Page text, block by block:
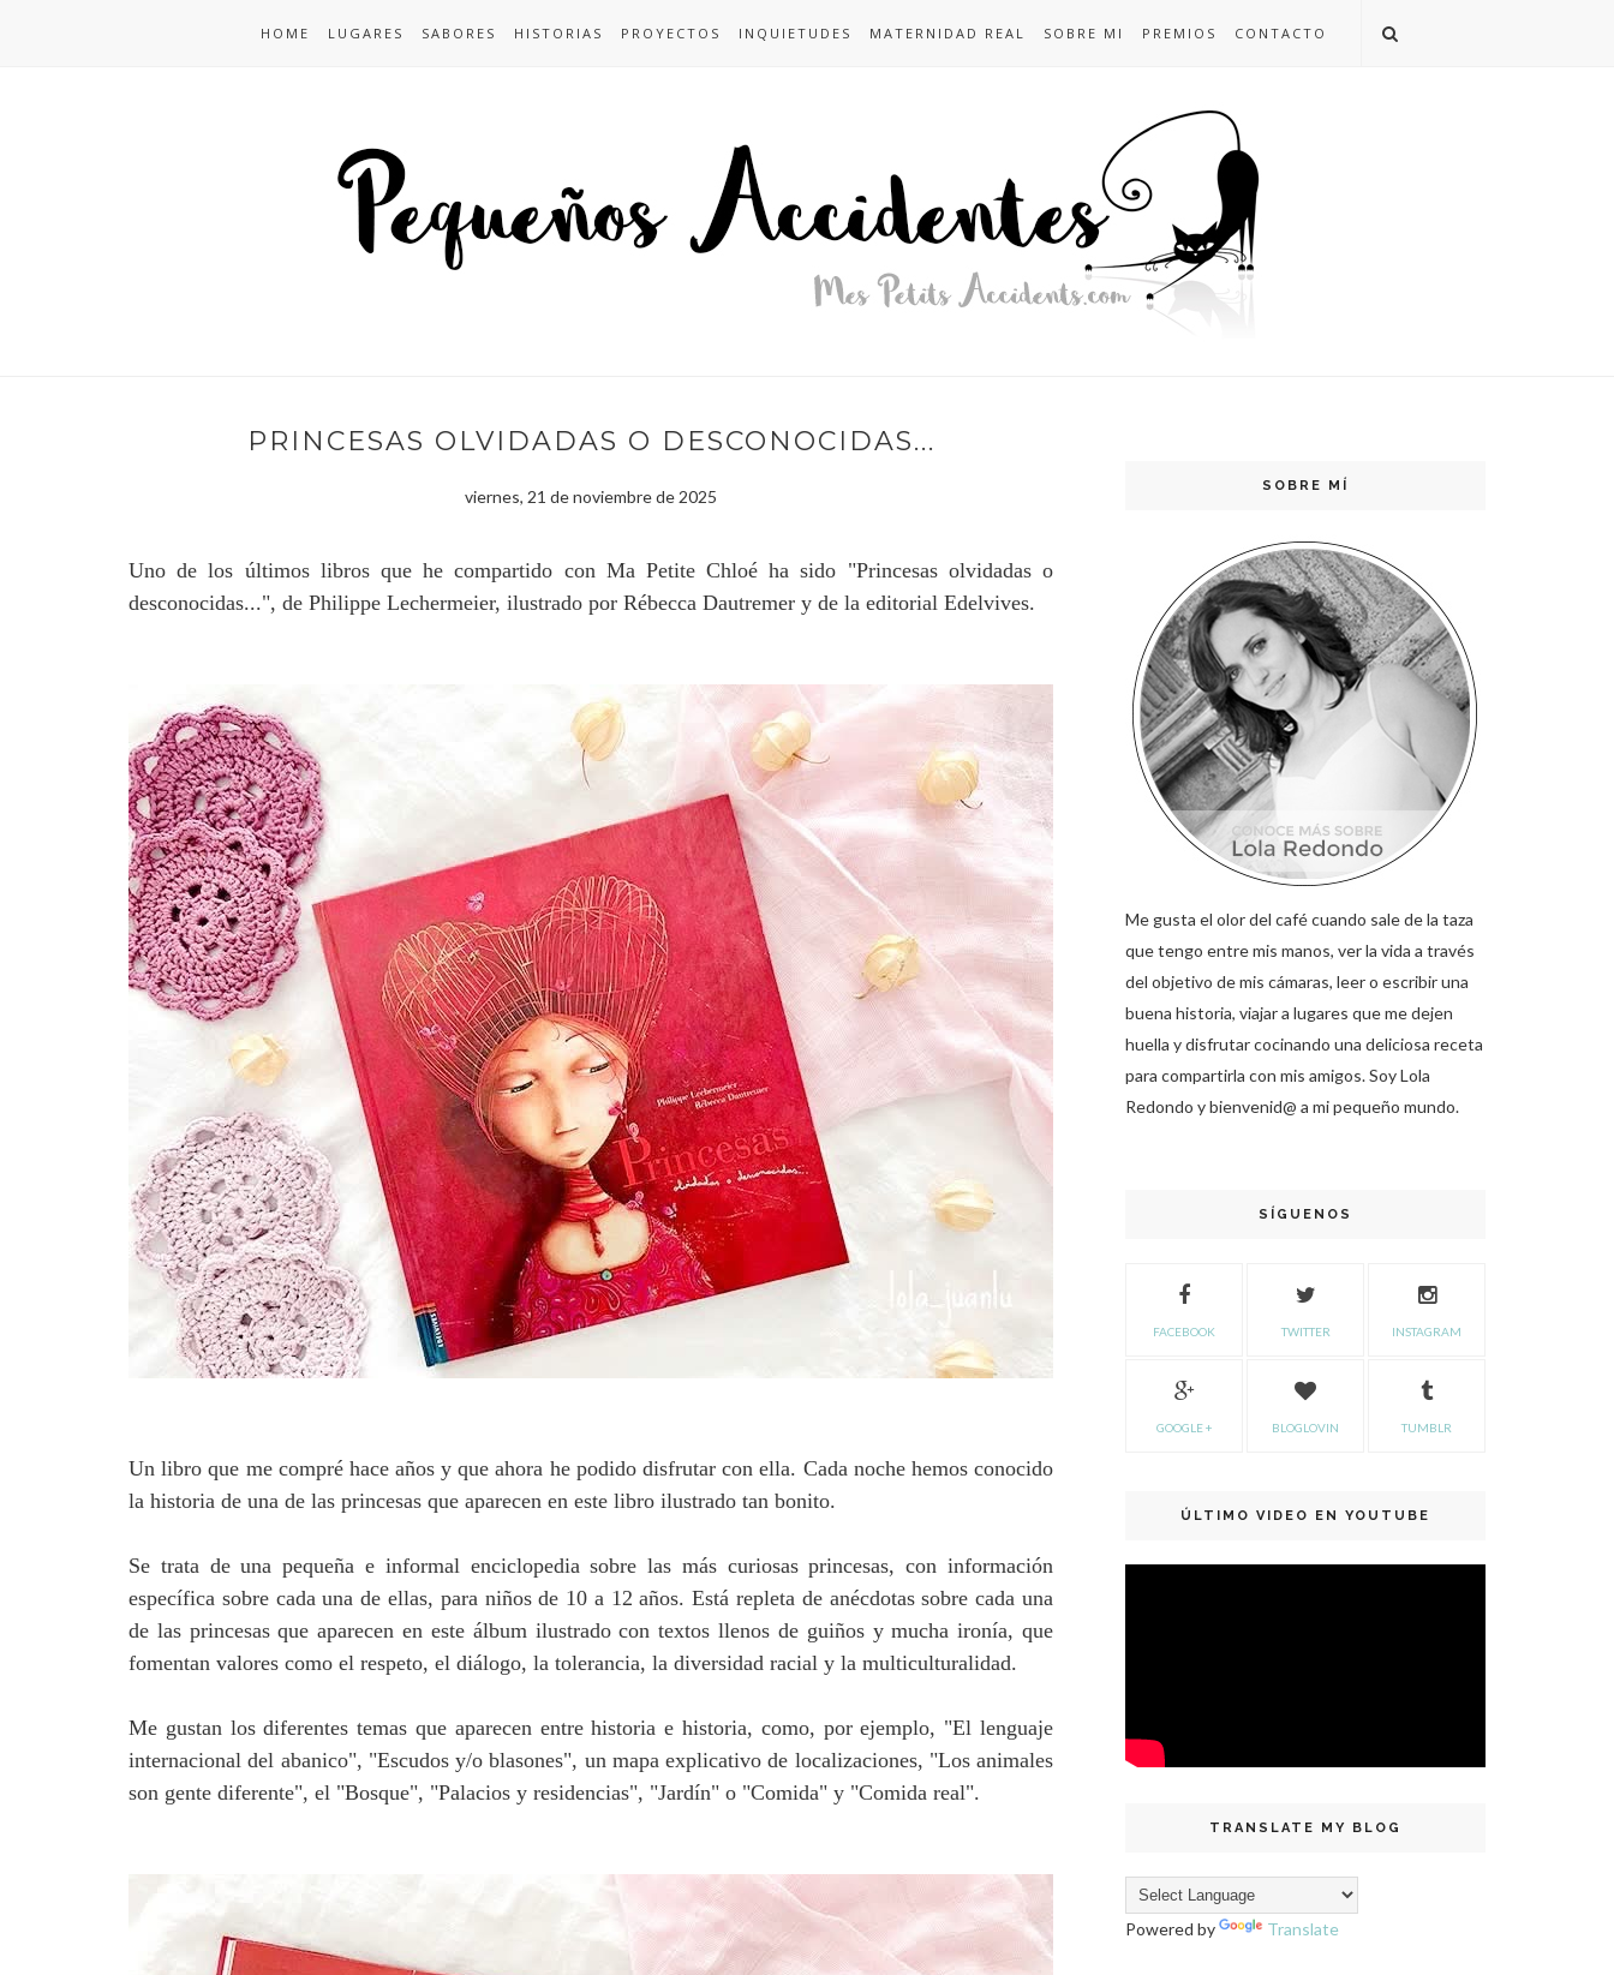
HOME LUGARES SABORES HISTORIAS PROYECTOS INQUIETUDES MATERNIDAD REAL SOBRE MI PREMIOS CONTACTO
PRINCESAS OLVIDADAS O DESCONOCIDAS...
viernes, 21 de noviembre de 2025
Uno de los últimos libros que he compartido con Ma Petite Chloé ha sido "Princesas olvidadas o
desconocidas...", de Philippe Lechermeier, ilustrado por Rébecca Dautremer y de la editorial Edelvives.
Un libro que me compré hace años y que ahora he podido disfrutar con ella. Cada noche hemos conocido
la historia de una de las princesas que aparecen en este libro ilustrado tan bonito.
Se trata de una pequeña e informal enciclopedia sobre las más curiosas princesas, con información
específica sobre cada una de ellas, para niños de 10 a 12 años. Está repleta de anécdotas sobre cada una
de las princesas que aparecen en este álbum ilustrado con textos llenos de guiños y mucha ironía, que
fomentan valores como el respeto, el diálogo, la tolerancia, la diversidad racial y la multiculturalidad.
Me gustan los diferentes temas que aparecen entre historia e historia, como, por ejemplo, "El lenguaje
internacional del abanico", "Escudos y/o blasones", un mapa explicativo de localizaciones, "Los animales
son gente diferente", el "Bosque", "Palacios y residencias", "Jardín" o "Comida" y "Comida real".
SOBRE MÍ
Me gusta el olor del café cuando sale de la taza
que tengo entre mis manos, ver la vida a través
del objetivo de mis cámaras, leer o escribir una
buena historia, viajar a lugares que me dejen
huella y disfrutar cocinando una deliciosa receta
para compartirla con mis amigos. Soy Lola
Redondo y bienvenid@ a mi pequeño mundo.
SÍGUENOS
FACEBOOK TWITTER INSTAGRAM
GOOGLE + BLOGLOVIN TUMBLR
ÚLTIMO VIDEO EN YOUTUBE
TRANSLATE MY BLOG
Powered by Translate